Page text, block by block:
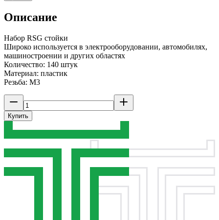
Описание
Набор RSG стойки
Широко используется в электрооборудовании, автомобилях,
машиностроении и других областях
Количество: 140 штук
Материал: пластик
Резьба: M3
Купить